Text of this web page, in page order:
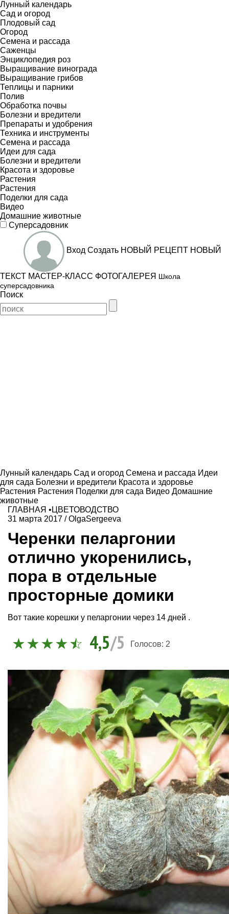
Лунный календарь
Сад и огород
Плодовый сад
Огород
Семена и рассада
Саженцы
Энциклопедия роз
Выращивание винограда
Выращивание грибов
Теплицы и парники
Полив
Обработка почвы
Болезни и вредители
Препараты и удобрения
Техника и инструменты
Семена и рассада
Идеи для сада
Болезни и вредители
Красота и здоровье
Растения
Растения
Поделки для сада
Видео
Домашние животные
Суперсадовник
Вход Создать НОВЫЙ РЕЦЕПТ НОВЫЙ
ТЕКСТ МАСТЕР-КЛАСС ФОТОГАЛЕРЕЯ Школа
суперсадовника
Поиск
Лунный календарь Сад и огород Семена и рассада Идеи
для сада Болезни и вредители Красота и здоровье
Растения Растения Поделки для сада Видео Домашние
животные
ГЛАВНАЯ • ЦВЕТОВОДСТВО
31 марта 2017 /OlgaSergeeva
Черенки пеларгонии
отлично укоренились,
пора в отдельные
просторные домики
Вот такие корешки у пеларгонии через 14 дней .
4,5/5 Голосов: 2